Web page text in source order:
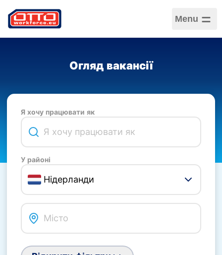
Menu
Огляд вакансії
Я хочу працювати як
У районі
Нідерланди